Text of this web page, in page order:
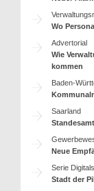
Wo
Advertorial
Wie
kommen
Baden-
Saarland
Neue
Serie
Stadt der